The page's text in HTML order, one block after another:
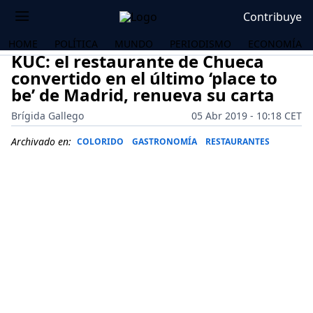
Contribuye
HOME POLÍTICA MUNDO PERIODISMO ECONOMÍA
KUC: el restaurante de Chueca
convertido en el último ‘place to
be’ de Madrid, renueva su carta
Brígida Gallego
05 Abr 2019 - 10:18 CET
Archivado en: COLORIDO GASTRONOMÍA RESTAURANTES